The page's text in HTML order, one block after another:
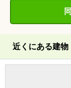
近くにある建物